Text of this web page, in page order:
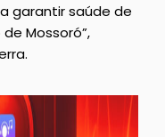
garantir saúde de
Mossoró”,